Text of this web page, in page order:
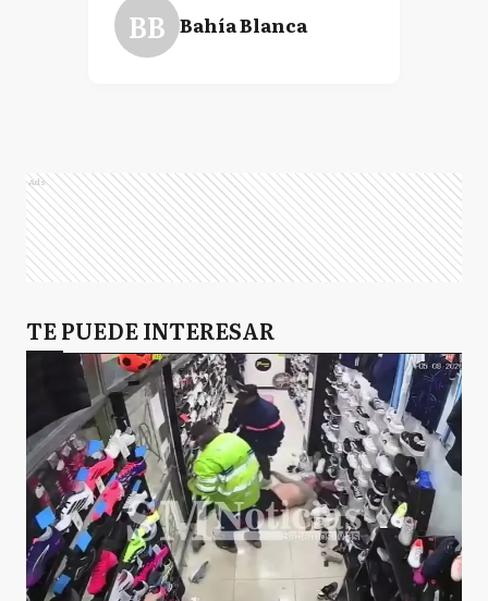
BB Bahía Blanca
Ads
TE PUEDE INTERESAR